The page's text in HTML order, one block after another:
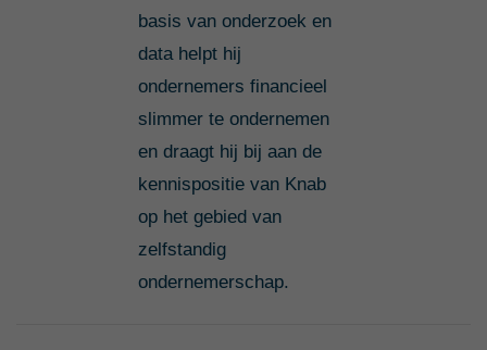
basis van onderzoek en
data helpt hij
ondernemers financieel
slimmer te ondernemen
en draagt hij bij aan de
kennispositie van Knab
op het gebied van
zelfstandig
ondernemerschap.